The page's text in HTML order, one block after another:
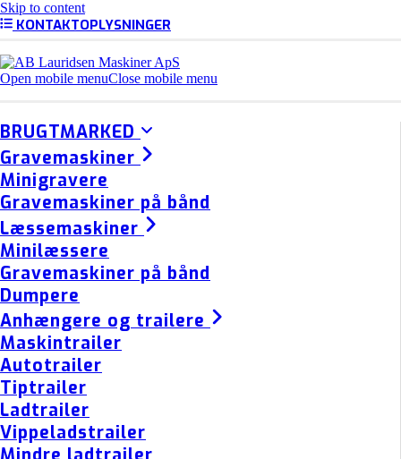
Skip to content
KONTAKTOPLYSNINGER
Open mobile menuClose mobile menu
BRUGTMARKED
Gravemaskiner
Minigravere
Gravemaskiner på bånd
Læssemaskiner
Minilæssere
Gravemaskiner på bånd
Dumpere
Anhængere og trailere
Maskintrailer
Autotrailer
Tiptrailer
Ladtrailer
Vippeladstrailer